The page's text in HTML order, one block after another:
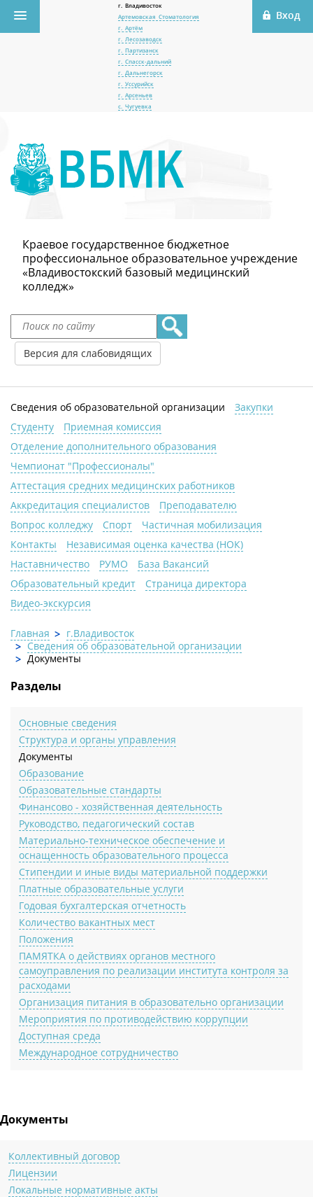
г. Владивосток
Артемовская Стоматология
г. Артём
г. Лесозаводск
г. Партизанск
г. Спасск-дальний
г. Дальнегорск
г. Уссурийск
г. Арсеньев
с. Чугуевка
Краевое государственное бюджетное
профессиональное образовательное учреждение
«Владивостокский базовый медицинский
колледж»
Версия для слабовидящих
Сведения об образовательной организации
Закупки
Студенту
Приемная комиссия
Отделение дополнительного образования
Чемпионат "Профессионалы"
Аттестация средних медицинских работников
Аккредитация специалистов
Преподавателю
Вопрос колледжу
Спорт
Частичная мобилизация
Контакты
Независимая оценка качества (НОК)
Наставничество
РУМО
База Вакансий
Образовательный кредит
Страница директора
Видео-экскурсия
Главная
г.Владивосток
Сведения об образовательной организации
Документы
Разделы
Основные сведения
Структура и органы управления
Документы
Образование
Образовательные стандарты
Финансово - хозяйственная деятельность
Руководство, педагогический состав
Материально-техническое обеспечение и
оснащенность образовательного процесса
Стипендии и иные виды материальной поддержки
Платные образовательные услуги
Годовая бухгалтерская отчетность
Количество вакантных мест
Положения
ПАМЯТКА о действиях органов местного
самоуправления по реализации института контроля за
расходами
Организация питания в образовательно организации
Мероприятия по противодействию коррупции
Доступная среда
Международное сотрудничество
Документы
Коллективный договор
Лицензии
Локальные нормативные акты